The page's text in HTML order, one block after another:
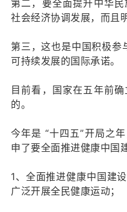
第二，要全面提升中华
社会经济协调发展，而且
第三，这也是中国积极
可持续发展的国际承诺。
目前看，国家在五年前
的。
今年是 “十四五”开局之
申了要全面推进健康中国
1、全面推进健康中国建
广泛开展全民健康运动；